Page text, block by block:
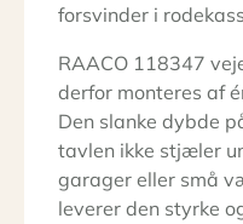
forsvinder i
RAACO 118347
derfor monteres af
Den slanke dybde
tavlen ikke stjæler
garager eller små
leverer den styrke